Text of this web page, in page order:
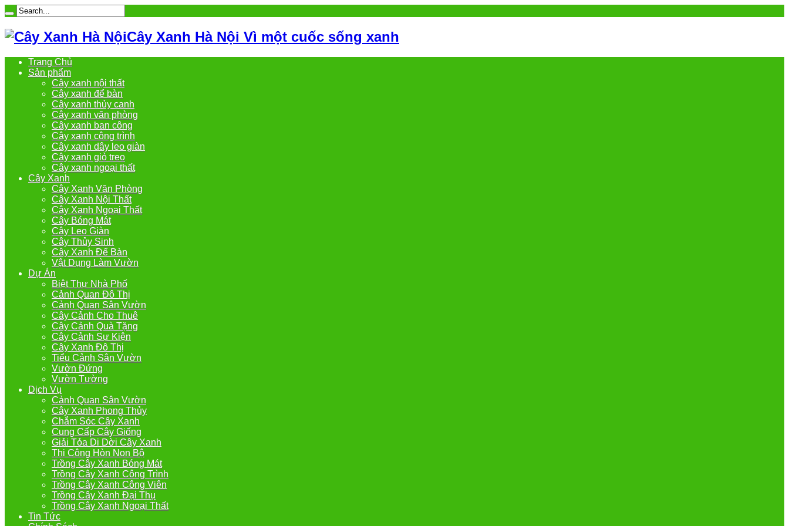
Cây Xanh Hà Nội Vì một cuốc sống xanh
Trang Chủ
Sản phẩm
Cây xanh nội thất
Cây xanh để bàn
Cây xanh thủy canh
Cây xanh văn phòng
Cây xanh ban công
Cây xanh công trình
Cây xanh dây leo giàn
Cây xanh giỏ treo
Cây xanh ngoại thất
Cây Xanh
Cây Xanh Văn Phòng
Cây Xanh Nội Thất
Cây Xanh Ngoại Thất
Cây Bóng Mát
Cây Leo Giàn
Cây Thủy Sinh
Cây Xanh Để Bàn
Vật Dụng Làm Vườn
Dự Án
Biệt Thự Nhà Phố
Cảnh Quan Đô Thị
Cảnh Quan Sân Vườn
Cây Cảnh Cho Thuê
Cây Cảnh Quà Tặng
Cây Cảnh Sự Kiện
Cây Xanh Đô Thị
Tiểu Cảnh Sân Vườn
Vườn Đứng
Vườn Tường
Dịch Vụ
Cảnh Quan Sân Vườn
Cây Xanh Phong Thủy
Chắm Sóc Cây Xanh
Cung Cấp Cây Giống
Giải Tỏa Di Dời Cây Xanh
Thi Công Hòn Non Bộ
Trồng Cây Xanh Bóng Mát
Trồng Cây Xanh Công Trình
Trồng Cây Xanh Công Viên
Trồng Cây Xanh Đại Thụ
Trồng Cây Xanh Ngoại Thất
Tin Tức